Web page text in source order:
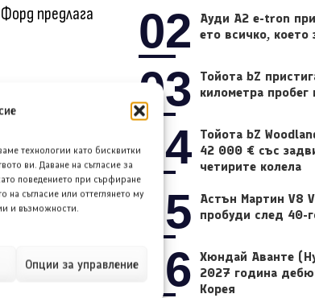
технологии като бисквитки
ви. Даване на съгласие за
поведението при сърфиране
на съгласие или оттеглянето му
и възможности.
Опции за управление
предлага
пътувания.
с модели
02
Ауди A2 e-tron
ето всичко, което
03
Тойота bZ
километра пробег
04 Тойота bZ
42 000 € със
четирите колела
05
Астън Мартин V8
пробуди след 40-
06 Хюндай Аванте
2027 година
Корея